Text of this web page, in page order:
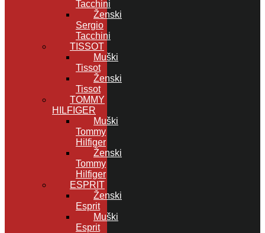
Tacchini
Ženski
Sergio
Tacchini
TISSOT
Muški
Tissot
Ženski
Tissot
TOMMY
HILFIGER
Muški
Tommy
Hilfiger
Ženski
Tommy
Hilfiger
ESPRIT
Ženski
Esprit
Muški
Esprit